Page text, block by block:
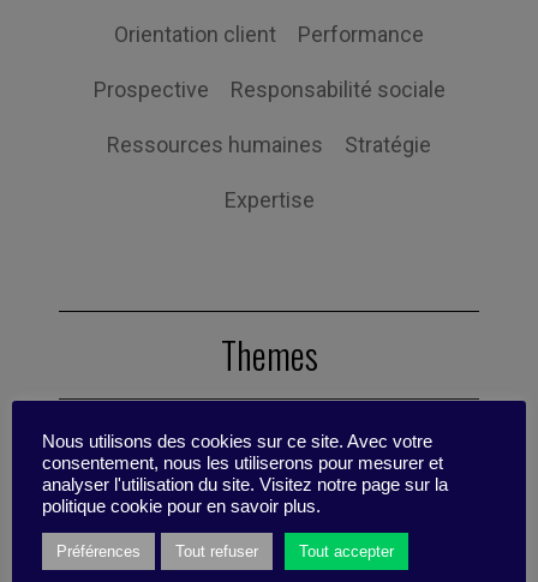
Orientation client Performance
Prospective Responsabilité sociale
Ressources humaines Stratégie
Expertise
Themes
Études de cas Fiche pensante
Point sur la recherche
Fiche pratique Pépite Interview
Nous utilisons des cookies sur ce site. Avec votre
consentement, nous les utiliserons pour mesurer et
analyser l'utilisation du site. Visitez notre page sur la
politique cookie pour en savoir plus.
Préférences Tout refuser Tout accepter